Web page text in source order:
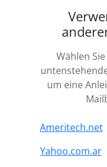
Wählen
um eine
Ameritech.net
Yahoo.com.ar